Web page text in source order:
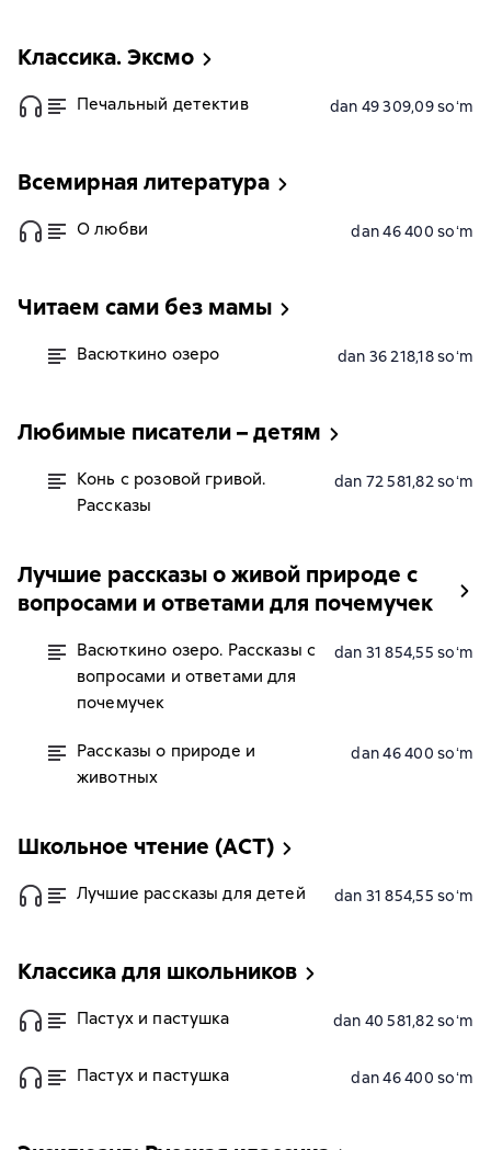
Классика. Эксмо
Печальный детектив dan 49 309,09 soʻm
Всемирная литература
О любви dan 46 400 soʻm
Читаем сами без мамы
Васюткино озеро dan 36 218,18 soʻm
Любимые писатели – детям
Конь с розовой гривой.
Рассказы
dan 72 581,82 soʻm
Лучшие рассказы о живой природе с
вопросами и ответами для почемучек
Васюткино озеро. Рассказы с
вопросами и ответами для
почемучек
dan 31 854,55 soʻm
Рассказы о природе и
животных
dan 46 400 soʻm
Школьное чтение (АСТ)
Лучшие рассказы для детей dan 31 854,55 soʻm
Классика для школьников
Пастух и пастушка dan 40 581,82 soʻm
Пастух и пастушка dan 46 400 soʻm